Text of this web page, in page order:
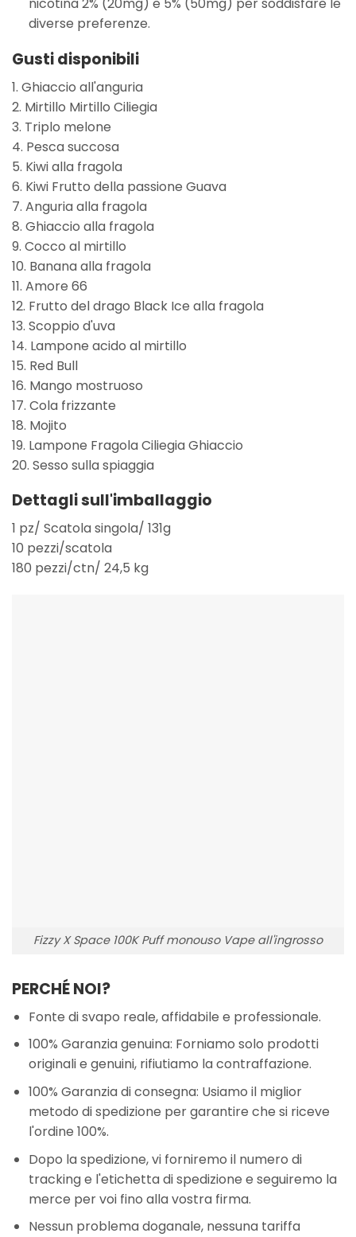
nicotina 2% (20mg) e 5% (50mg) per soddisfare le
diverse preferenze.
Gusti disponibili
1. Ghiaccio all'anguria
2. Mirtillo Mirtillo Ciliegia
3. Triplo melone
4. Pesca succosa
5. Kiwi alla fragola
6. Kiwi Frutto della passione Guava
7. Anguria alla fragola
8. Ghiaccio alla fragola
9. Cocco al mirtillo
10. Banana alla fragola
11. Amore 66
12. Frutto del drago Black Ice alla fragola
13. Scoppio d'uva
14. Lampone acido al mirtillo
15. Red Bull
16. Mango mostruoso
17. Cola frizzante
18. Mojito
19. Lampone Fragola Ciliegia Ghiaccio
20. Sesso sulla spiaggia
Dettagli sull'imballaggio
1 pz/ Scatola singola/ 131g
10 pezzi/scatola
180 pezzi/ctn/ 24,5 kg
Fizzy X Space 100K Puff monouso Vape all'ingrosso
PERCHÉ NOI?
Fonte di svapo reale, affidabile e professionale.
100% Garanzia genuina: Forniamo solo prodotti
originali e genuini, rifiutiamo la contraffazione.
100% Garanzia di consegna: Usiamo il miglior
metodo di spedizione per garantire che si riceve
l'ordine 100%.
Dopo la spedizione, vi forniremo il numero di
tracking e l'etichetta di spedizione e seguiremo la
merce per voi fino alla vostra firma.
Nessun problema doganale, nessuna tariffa